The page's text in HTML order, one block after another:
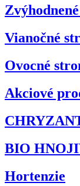
Vianočné
Ovocné
Akciové
BIO
Hortenzie